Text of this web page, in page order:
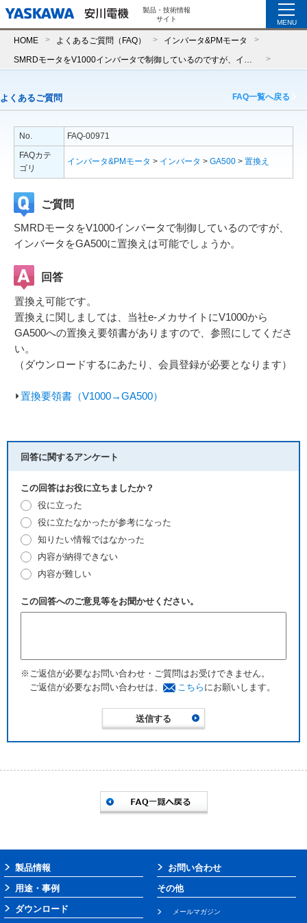
製品・技術情報
サイト
MENU
HOME よくあるご質問（FAQ） インバータ&PMモータ
よくあるご質問 FAQ一覧へ戻る
No.
FAQ-00971
FAQカテ
ゴリ
インバータ&PMモータ > インバータ > GA500 > 置換え
ご質問
SMRDモータをV1000インバータで制御しているのですが、
インバータをGA500に置換えは可能でしょうか。
回答
置換え可能です。
置換えに関しましては、当社e-メカサイトにV1000から
GA500への置換え要領書がありますので、参照にしてくださ
い。
（ダウンロードするにあたり、会員登録が必要となります）
⏵置換要領書（V1000→GA500）
回答に関するアンケート
この回答はお役に立ちましたか？
役に立った
役に立たなかったが参考になった
知りたい情報ではなかった
内容が納得できない
内容が難しい
この回答へのご意見等をお聞かせください。
※ご返信が必要なお問い合わせ・ご質問はお受けできません。
ご返信が必要なお問い合わせは、
こちら にお願いします。
製品情報
用途・事例
ダウンロード
お問い合わせ
その他
メールマガジン